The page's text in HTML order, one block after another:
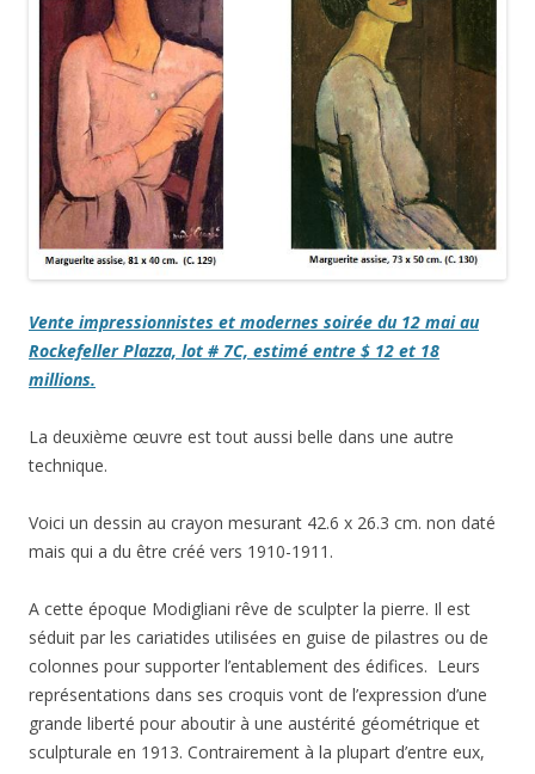
Vente impressionnistes et modernes soirée du 12 mai au
Rockefeller Plazza, lot # 7C, estimé entre $ 12 et 18
millions.
La deuxième œuvre est tout aussi belle dans une autre
technique.
Voici un dessin au crayon mesurant 42.6 x 26.3 cm. non daté
mais qui a du être créé vers 1910-1911.
A cette époque Modigliani rêve de sculpter la pierre. Il est
séduit par les cariatides utilisées en guise de pilastres ou de
colonnes pour supporter l’entablement des édifices. Leurs
représentations dans ses croquis vont de l’expression d’une
grande liberté pour aboutir à une austérité géométrique et
sculpturale en 1913. Contrairement à la plupart d’entre eux,